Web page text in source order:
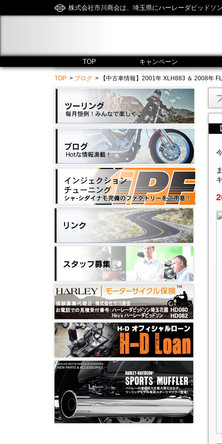
株式会社市川商会は、埼玉県にハーレーダビッドソ
TOP キャンペーン
TOP > ブログ > 【中古車情報】2001年 XLH883 ＆ 2008年